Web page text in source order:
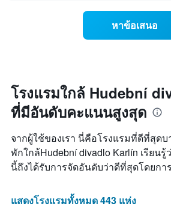
ราคา
เฉลี่ย
ของ
พัก
วัน
ของ
สัปดาห์
แผนภูมิ
มี
แกน
X
แสดง
หาข้อเสนอ
โรงแรมใกล้ Hudební
ที่มีอันดับคะแนนสูงสุด
จากผู้ใช้ของเรา นี่คือโรงแรมที่ดีที่สุดบ
พักใกล้Hudební divadlo Karlín เรียน
นี้ถึงได้รับการจัดอันดับว่าดีที่สุดโดยกา
แสดงโรงแรมทั้งหมด 443 แห่ง